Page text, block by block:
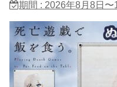
期間 : 2026年8月8日〜